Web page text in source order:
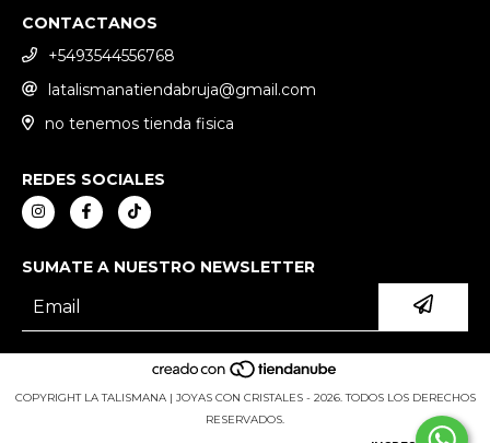
CONTACTANOS
+5493544556768
latalismanatiendabruja@gmail.com
no tenemos tienda fisica
REDES SOCIALES
SUMATE A NUESTRO NEWSLETTER
COPYRIGHT LA TALISMANA | JOYAS CON CRISTALES - 2026. TODOS LOS DERECHOS
RESERVADOS.